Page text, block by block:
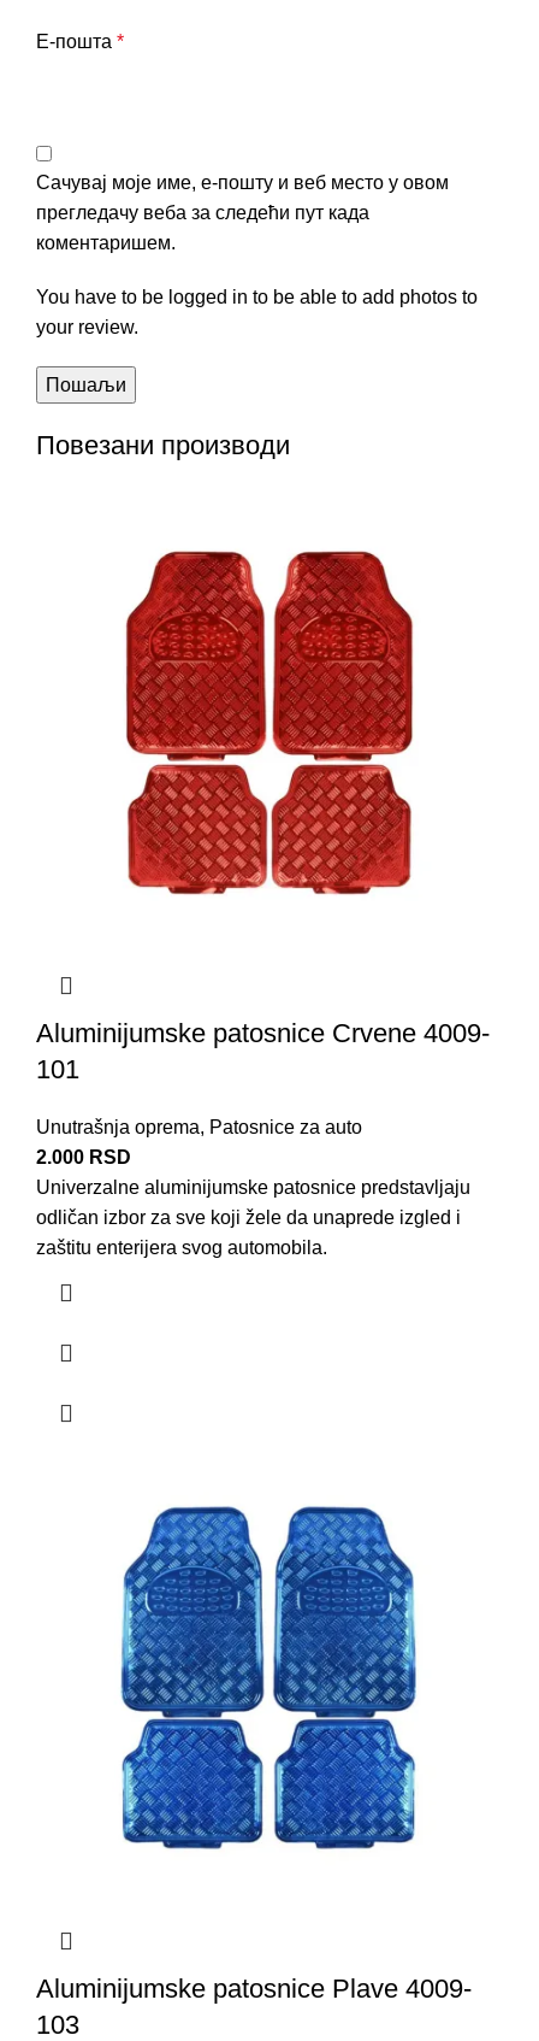
Е-пошта *
Сачувај моје име, е-пошту и веб место у овом
прегледачу веба за следећи пут када
коментаришем.
You have to be logged in to be able to add photos to
your review.
Повезани производи
Aluminijumske patosnice Crvene 4009-
101
Unutrašnja oprema, Patosnice za auto
2.000 RSD
Univerzalne aluminijumske patosnice predstavljaju
odličan izbor za sve koji žele da unaprede izgled i
zaštitu enterijera svog automobila.
Aluminijumske patosnice Plave 4009-
103